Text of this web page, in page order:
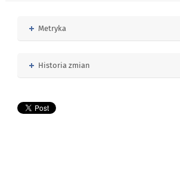
Rozwiń
Metryka
Rozwiń
Historia zmian